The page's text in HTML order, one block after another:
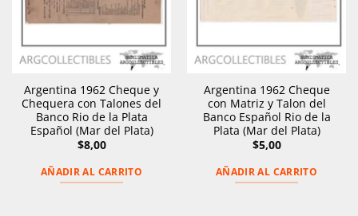
Argentina 1962 Cheque y
Chequera con Talones del
Banco Rio de la Plata
Español (Mar del Plata)
$8,00
AÑADIR AL CARRITO
Argentina 1962 Cheque
con Matriz y Talon del
Banco Español Rio de la
Plata (Mar del Plata)
$5,00
AÑADIR AL CARRITO